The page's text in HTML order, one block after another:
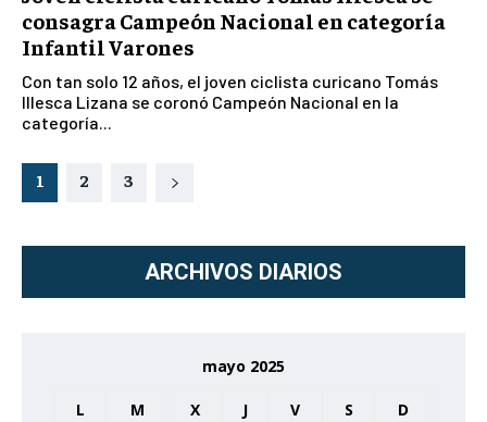
consagra Campeón Nacional en categoría
Infantil Varones
Con tan solo 12 años, el joven ciclista curicano Tomás
Illesca Lizana se coronó Campeón Nacional en la
categoría...
1 2 3
ARCHIVOS DIARIOS
mayo 2025
L M X J V S D